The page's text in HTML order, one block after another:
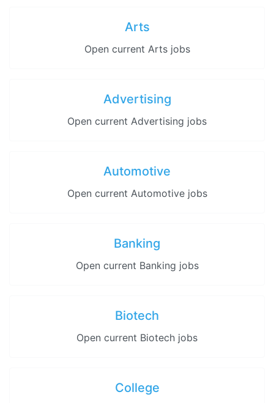
Arts
Open current Arts jobs
Advertising
Open current Advertising jobs
Automotive
Open current Automotive jobs
Banking
Open current Banking jobs
Biotech
Open current Biotech jobs
College